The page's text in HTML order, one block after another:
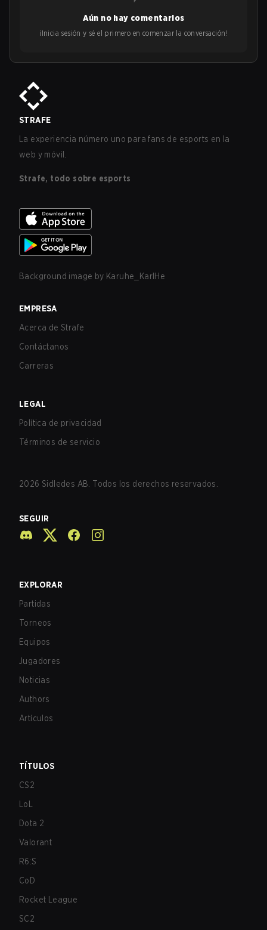
Aún no hay comentarios
¡Inicia sesión y sé el primero en comenzar la conversación!
STRAFE
La experiencia número uno para fans de esports en la
web y móvil.
Strafe, todo sobre esports
Background image by Karuhe_KarlHe
EMPRESA
Acerca de Strafe
Contáctanos
Carreras
LEGAL
Política de privacidad
Términos de servicio
2026 Sidledes AB. Todos los derechos reservados.
SEGUIR
EXPLORAR
Partidas
Torneos
Equipos
Jugadores
Noticias
Authors
Artículos
TÍTULOS
CS2
LoL
Dota 2
Valorant
R6:S
CoD
Rocket League
SC2